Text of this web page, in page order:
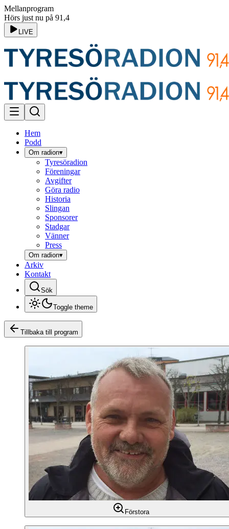
Mellanprogram
Hörs just nu på 91,4
LIVE
Hem
Podd
Om radion▾
Tyresöradion
Föreningar
Avgifter
Göra radio
Historia
Slingan
Sponsorer
Stadgar
Vänner
Press
Om radion▾
Arkiv
Kontakt
Sök
Toggle theme
Tillbaka till program
Förstora